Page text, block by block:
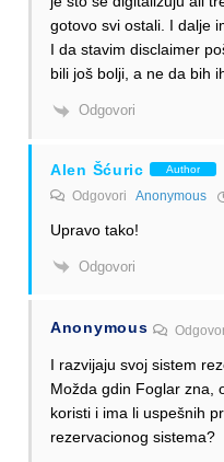
gotovo svi ostali. I dalje
I da stavim disclaimer
bili još bolji, a ne da bih
Odgovori
Alen Šćuric Author
Odgovori Anonymous
Upravo tako!
Odgovori
Anonymous
I razvijaju svoj sistem
Možda gdin Foglar zna,
koristi i ima li uspešnih
rezervacionog sistema?